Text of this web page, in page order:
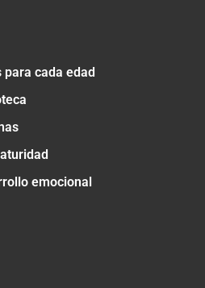
para cada edad
emocional